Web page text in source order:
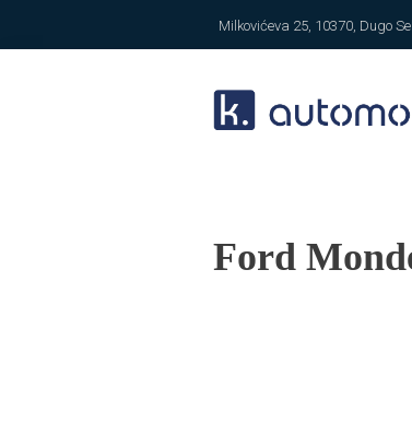
Milkovićeva 25, 10370, Dugo
Ford